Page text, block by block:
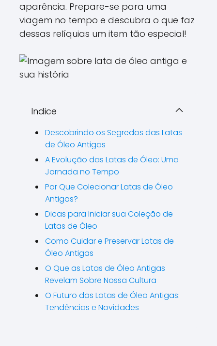
aparência. Prepare-se para uma
viagem no tempo e descubra o que faz
dessas relíquias um item tão especial!
Indice
Descobrindo os Segredos das Latas
de Óleo Antigas
A Evolução das Latas de Óleo: Uma
Jornada no Tempo
Por Que Colecionar Latas de Óleo
Antigas?
Dicas para Iniciar sua Coleção de
Latas de Óleo
Como Cuidar e Preservar Latas de
Óleo Antigas
O Que as Latas de Óleo Antigas
Revelam Sobre Nossa Cultura
O Futuro das Latas de Óleo Antigas:
Tendências e Novidades